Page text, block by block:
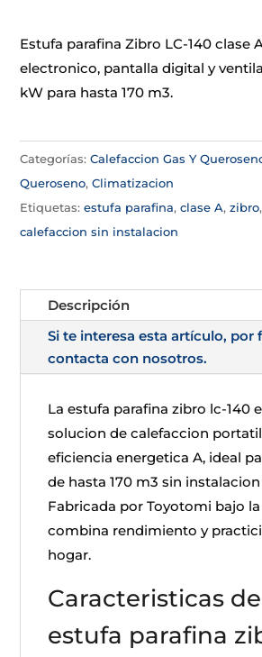
Estufa parafina Zibro LC-140 clase
electronico, pantalla digital y
kW para hasta 170 m3.
Categorías:Calefaccion Gas Y
Queroseno,Climatizacion
Etiquetas:estufa parafina,clase A,zibro,
calefaccion sin instalacion
Descripción
Si te interesa esta artículo, por
contacta con nosotros.
La estufa parafina zibro lc-140
solucion de calefaccion
eficiencia energetica A, ideal
de hasta 170 m3 sin instalacion
Fabricada por Toyotomi bajo
combina rendimiento y
hogar.
Caracteristicas
estufa parafina